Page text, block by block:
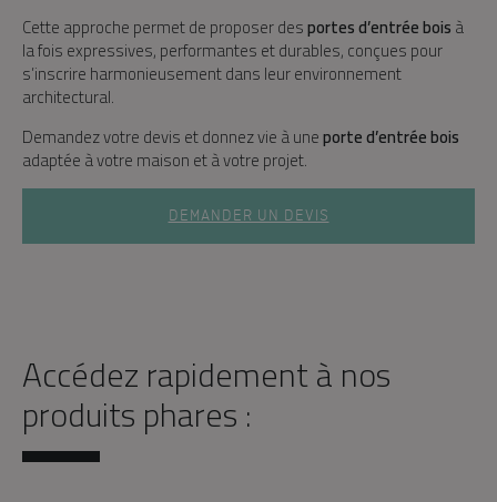
Cette approche permet de proposer desportes d’entrée boisà
la fois expressives, performantes et durables, conçues pour
s’inscrire harmonieusement dans leur environnement
architectural.
Demandez votre devis et donnez vie à uneporte d’entrée bois
adaptée à votre maison et à votre projet.
DEMANDER UN DEVIS
Accédez rapidement à nos
produits phares :